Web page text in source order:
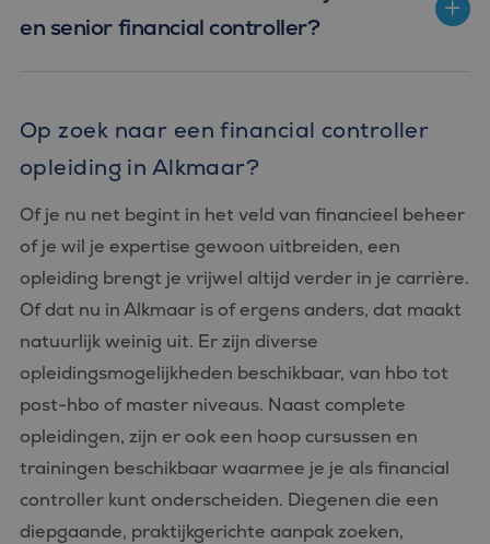
en senior financial controller?
Op zoek naar een financial controller
opleiding in Alkmaar?
Of je nu net begint in het veld van financieel beheer
of je wil je expertise gewoon uitbreiden, een
opleiding brengt je vrijwel altijd verder in je carrière.
Of dat nu in Alkmaar is of ergens anders, dat maakt
natuurlijk weinig uit. Er zijn diverse
opleidingsmogelijkheden beschikbaar, van hbo tot
post-hbo of master niveaus. Naast complete
opleidingen, zijn er ook een hoop cursussen en
trainingen beschikbaar waarmee je je als financial
controller kunt onderscheiden. Diegenen die een
diepgaande, praktijkgerichte aanpak zoeken,